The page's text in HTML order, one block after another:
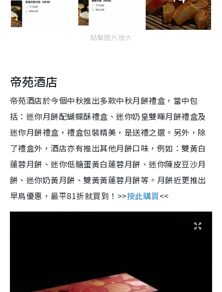
點擊圖片放大
帝苑酒店
帝苑酒店於今個中秋推出多款中秋月餅禮盒，當中包
括：迷你月餅配蝴蝶酥禮盒、迷你奶皇雙暉月餅禮盒及
迷你月餅禮盒，禮盒包裝精美，是送禮之選。另外，除
了禮盒外，酒店亦有推出其他月餅口味，例如：雙黃白
蓮蓉月餅、迷你低糖蛋黃白蓮蓉月餅、迷你陳皮豆沙月
餅、迷你奶黃月餅、雙黃黃蓮蓉月餅等。月餅近更推出
早鳥優惠，最平81折就買到！>>按此購買<<